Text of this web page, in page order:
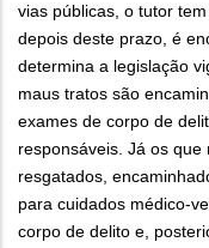
vias públicas, o tutor
depois deste prazo, é
determina a legislação
maus tratos são
exames de corpo de
responsáveis. Já os
resgatados,
para cuidados médico-
corpo de delito e,